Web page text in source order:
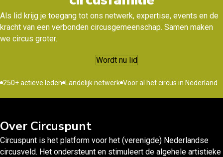
Als lid krijg je toegang tot ons netwerk, expertise, events en de
kracht van een verbonden circusgemeenschap. Samen maken
we circus groter.
Wordt nu lid
250+ actieve leden Landelijk netwerk Voor al het circus in Nederland
Over Circuspunt
Circuspunt is het platform voor het (verenigde) Nederlandse
circusveld. Het ondersteunt en stimuleert de algehele artistieke